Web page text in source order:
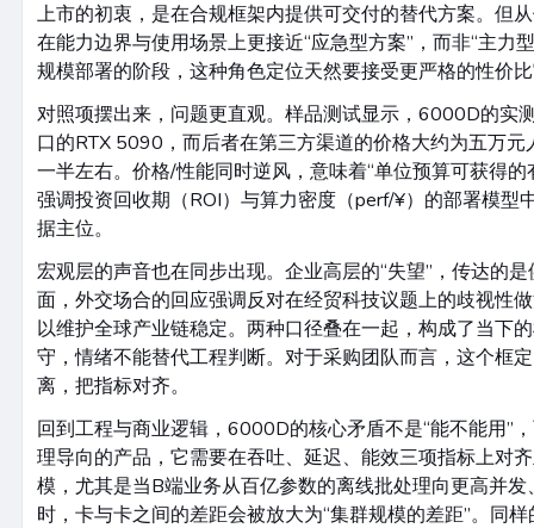
上市的初衷，是在合规框架内提供可交付的替代方案。但
在能力边界与使用场景上更接近“应急型方案”，而非“主力
规模部署的阶段，这种角色定位天然要接受更严格的性价
对照项摆出来，问题更直观。样品测试显示，6000D的实
口的RTX 5090，而后者在第三方渠道的价格大约为五万
一半左右。价格/性能同时逆风，意味着“单位预算可获得
强调投资回收期（ROI）与算力密度（perf/¥）的部署模型
据主位。
宏观层的声音也在同步出现。企业高层的“失望”，传达的
面，外交场合的回应强调反对在经贸科技议题上的歧视性
以维护全球产业链稳定。两种口径叠在一起，构成了当下
守，情绪不能替代工程判断。对于采购团队而言，这个
离，把指标对齐。
回到工程与商业逻辑，6000D的核心矛盾不是“能不能用”
理导向的产品，它需要在吞吐、延迟、能效三项指标上对
模，尤其是当B端业务从百亿参数的离线批处理向更高并
时，卡与卡之间的差距会被放大为“集群规模的差距”。同